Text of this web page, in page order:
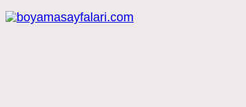
Skip
to